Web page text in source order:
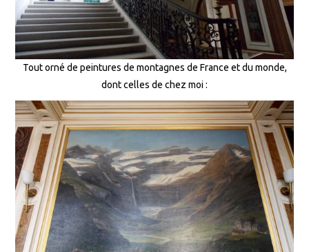
Tout orné de peintures de montagnes de France et du monde,
dont celles de chez moi :